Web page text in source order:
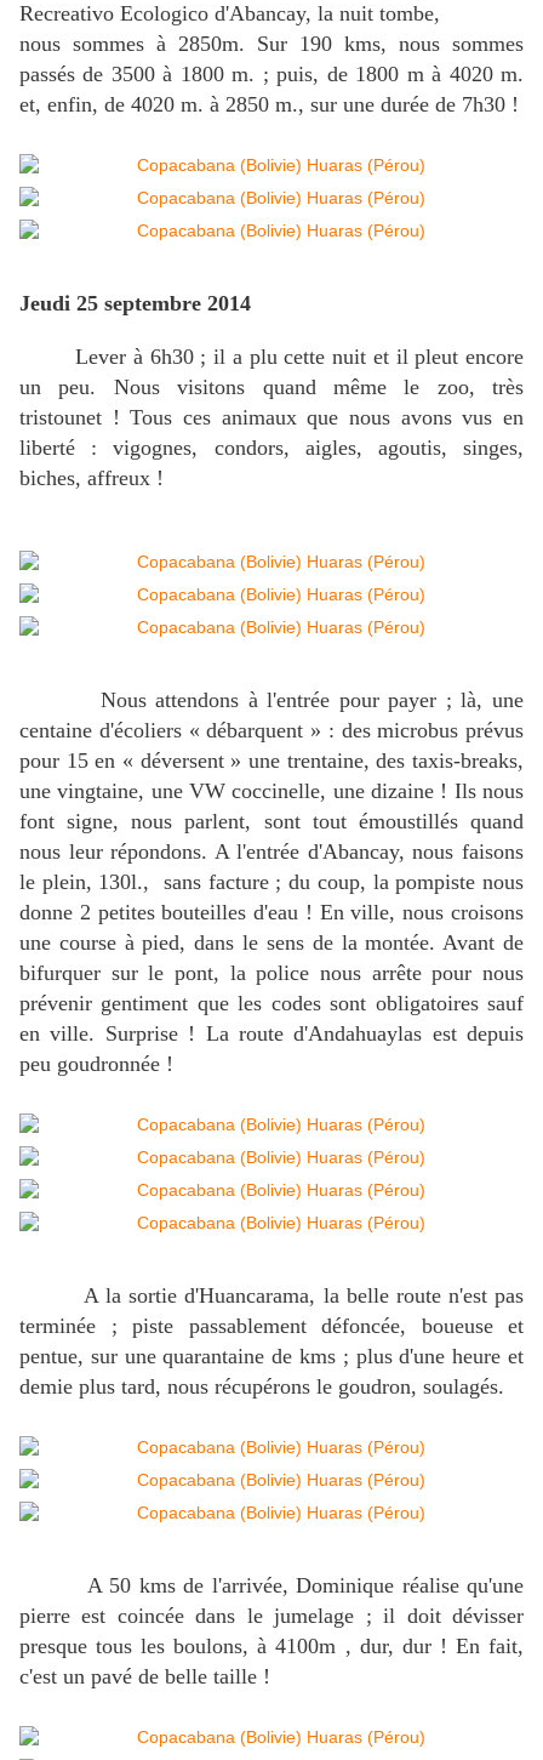
Recreativo Ecologico d'Abancay, la nuit tombe,
nous sommes à 2850m. Sur 190 kms, nous sommes
passés de 3500 à 1800 m. ; puis, de 1800 m à 4020 m.
et, enfin, de 4020 m. à 2850 m., sur une durée de 7h30 !
Jeudi 25 septembre 2014
Lever à 6h30 ; il a plu cette nuit et il pleut encore
un peu. Nous visitons quand même le zoo, très
tristounet ! Tous ces animaux que nous avons vus en
liberté : vigognes, condors, aigles, agoutis, singes,
biches, affreux !
Nous attendons à l'entrée pour payer ; là, une
centaine d'écoliers « débarquent » : des microbus prévus
pour 15 en « déversent » une trentaine, des taxis-breaks,
une vingtaine, une VW coccinelle, une dizaine ! Ils nous
font signe, nous parlent, sont tout émoustillés quand
nous leur répondons. A l'entrée d'Abancay, nous faisons
le plein, 130l., sans facture ; du coup, la pompiste nous
donne 2 petites bouteilles d'eau ! En ville, nous croisons
une course à pied, dans le sens de la montée. Avant de
bifurquer sur le pont, la police nous arrête pour nous
prévenir gentiment que les codes sont obligatoires sauf
en ville. Surprise ! La route d'Andahuaylas est depuis
peu goudronnée !
A la sortie d'Huancarama, la belle route n'est pas
terminée ; piste passablement défoncée, boueuse et
pentue, sur une quarantaine de kms ; plus d'une heure et
demie plus tard, nous récupérons le goudron, soulagés.
A 50 kms de l'arrivée, Dominique réalise qu'une
pierre est coincée dans le jumelage ; il doit dévisser
presque tous les boulons, à 4100m , dur, dur ! En fait,
c'est un pavé de belle taille !